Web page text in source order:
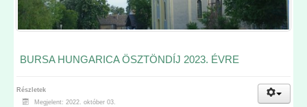
BURSA HUNGARICA ÖSZTÖNDÍJ 2023. ÉVRE
Részletek
Megjelent: 2022. október 03.